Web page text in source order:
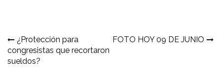
Navegación
de
¿Protección para
congresistas que recortaron
sueldos?
FOTO HOY 09 DE JUNIO